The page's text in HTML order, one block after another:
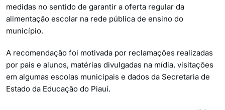
medidas no sentido de garantir a oferta regular da
alimentação escolar na rede pública de ensino do
município.
A recomendação foi motivada por reclamações realizadas
por pais e alunos, matérias divulgadas na mídia, visitações
em algumas escolas municipais e dados da Secretaria de
Estado da Educação do Piauí.